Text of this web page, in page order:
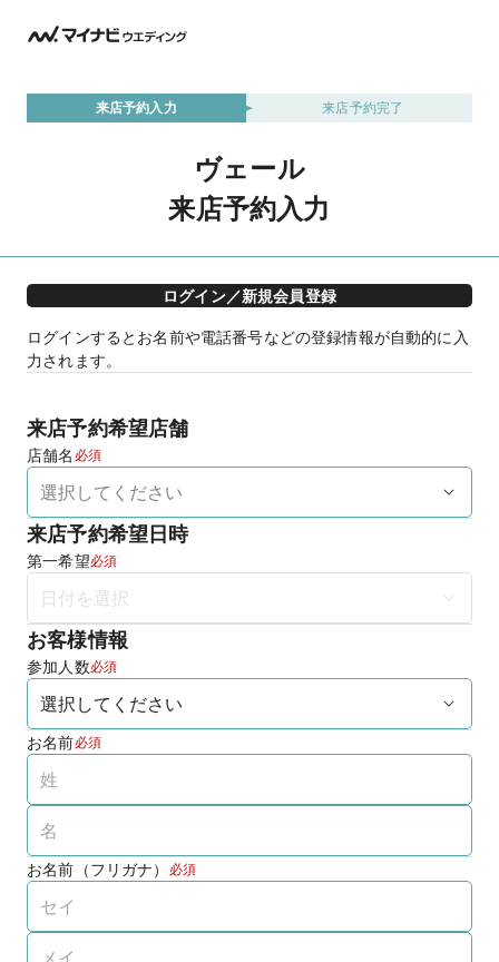
来店予約入力 来店予約完了
ヴェール
来店予約入力
ログイン／新規会員登録
ログインするとお名前や電話番号などの登録情報が自動的に入
力されます。
来店予約希望店舗
店舗名 必須
来店予約希望日時
第一希望必須
お客様情報
参加人数必須
お名前必須
お名前（フリガナ） 必須